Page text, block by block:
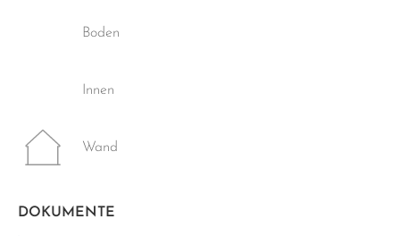
Boden
Innen
Wand
DOKUMENTE